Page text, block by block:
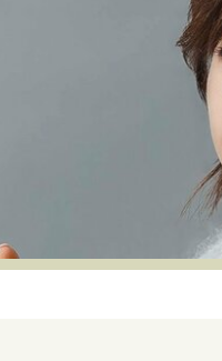
運命を変えた出会い
セカンドキャリアの描